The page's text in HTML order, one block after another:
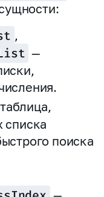
,
—
списка
поиска